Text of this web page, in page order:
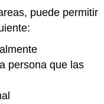
puede permitir
persona que las